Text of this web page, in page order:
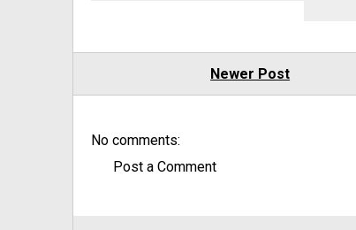
Newer Post
No comments:
Post a Comment